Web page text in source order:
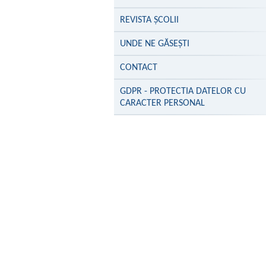
REVISTA ȘCOLII
UNDE NE GĂSEŞTI
CONTACT
GDPR - PROTECTIA DATELOR CU
CARACTER PERSONAL